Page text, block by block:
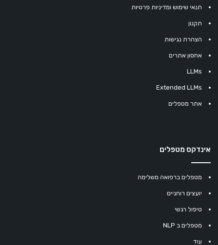
תנאי שימוש ומדיניות פרטיות
תקנון
הצהרת נגישות
אחסון אתרים
LLMs
Extended LLMs
אתר מטפלים
אינדקס מטפלים
מטפלים ברפואה משלימה
יועצים רוחניים
טיפול רגשי
מטפלים ב NLP
עוד